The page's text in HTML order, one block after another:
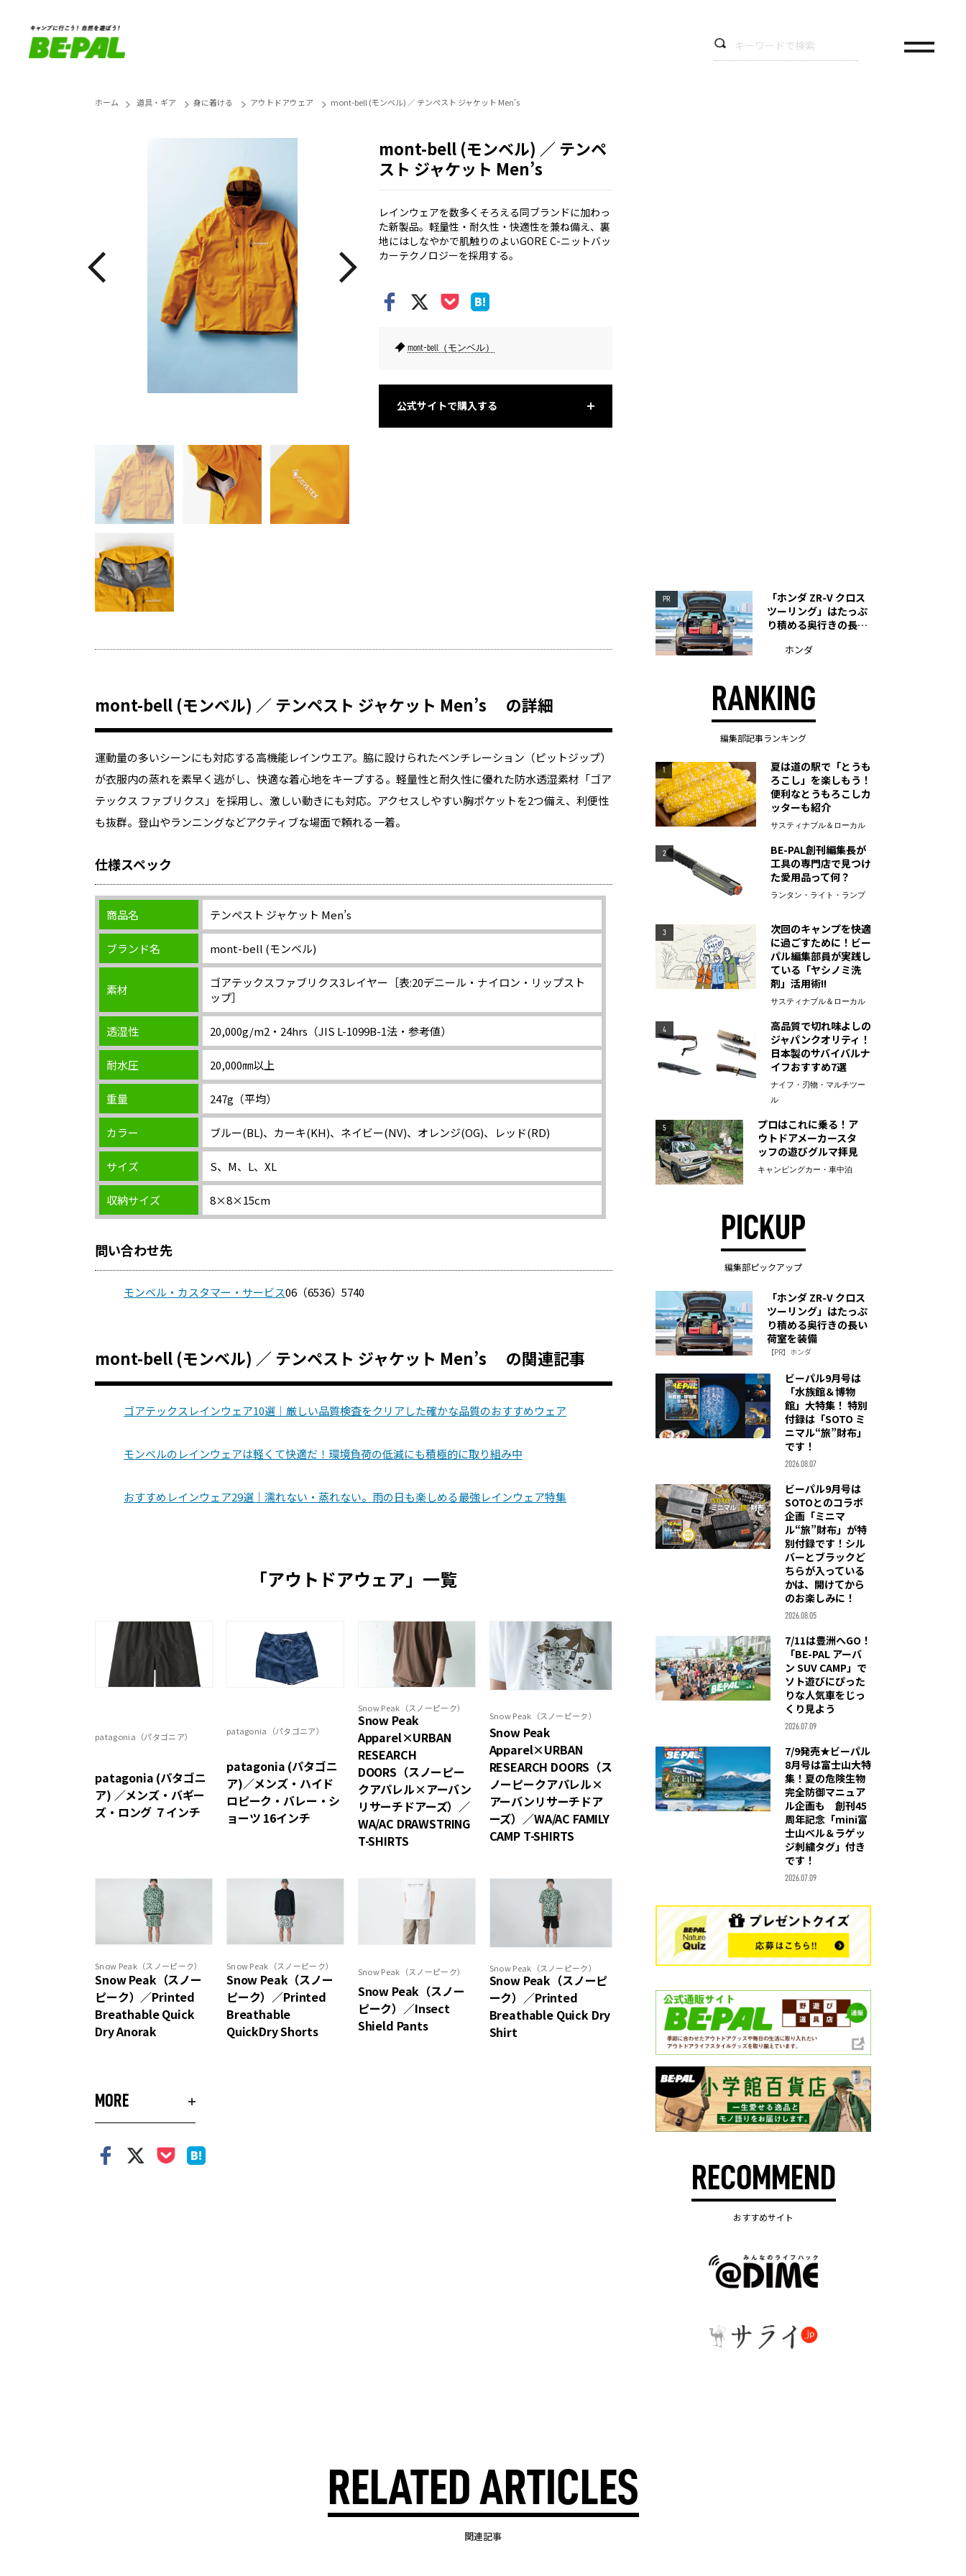
ホーム 道具・ギア 身に着ける アウトドアウェア mont-bell (モンベル) ／ テンペスト ジャケット Men’s
両脇のベンチレーションにより、衣服内の熱や湿気を素早く放
mont-bell (モンベル) ／ テンペ
スト ジャケット Men’s
レインウェアを数多くそろえる同ブランドに加わっ
た新製品。軽量性・耐久性・快適性を兼ね備え、裏
地にはしなやかで肌触りのよいGORE C-ニットバッ
カーテクノロジーを採用する。
mont-bell（モンベル）
公式サイトで購入する
mont-bell (モンベル) ／ テンペスト ジャケット Men’s の詳細
運動量の多いシーンにも対応する高機能レインウエア。脇に設けられたベンチレーション（ピットジップ）
が衣服内の蒸れを素早く逃がし、快適な着心地をキープする。軽量性と耐久性に優れた防水透湿素材「ゴア
テックス ファブリクス」を採用し、激しい動きにも対応。アクセスしやすい胸ポケットを2つ備え、利便性
も抜群。登山やランニングなどアクティブな場面で頼れる一着。
仕様スペック
商品名 テンペスト ジャケット Men’s
ブランド名 mont-bell (モンベル)
素材
ゴアテックスファブリクス3レイヤー［表:20デニール・ナイロン・リップスト
ップ］
透湿性 20,000g/m2・24hrs（JIS L-1099B-1法・参考値）
耐水圧 20,000㎜以上
重量 247g（平均）
カラー ブルー(BL)、カーキ(KH)、ネイビー(NV)、オレンジ(OG)、レッド(RD)
サイズ S、M、L、XL
収納サイズ 8×8×15cm
問い合わせ先
モンベル・カスタマー・サービス06（6536）5740
mont-bell (モンベル) ／ テンペスト ジャケット Men’s の関連記事
ゴアテックスレインウェア10選｜厳しい品質検査をクリアした確かな品質のおすすめウェア
モンベルのレインウェアは軽くて快適だ！環境負荷の低減にも積極的に取り組み中
おすすめレインウェア29選｜濡れない・蒸れない。雨の日も楽しめる最強レインウェア特集
「アウトドアウェア」一覧
patagonia（パタゴニア）
patagonia (パタゴニ
ア) ／メンズ・バギー
ズ・ロング ７インチ
patagonia（パタゴニア）
patagonia (パタゴニ
ア)／メンズ・ハイド
ロピーク・バレー・シ
ョーツ 16インチ
Snow Peak（スノーピーク）
Snow Peak
Apparel×URBAN
RESEARCH
DOORS（スノーピー
クアパレル×アーバン
リサーチドアーズ）／
WA/AC DRAWSTRING
T-SHIRTS
Snow Peak（スノーピーク）
Snow Peak
Apparel×URBAN
RESEARCH DOORS（ス
ノーピークアパレル×
アーバンリサーチドア
ーズ）／WA/AC FAMILY
CAMP T-SHIRTS
Snow Peak（スノーピーク）
Snow Peak（スノー
ピーク）／Printed
Breathable Quick
Dry Anorak
Snow Peak（スノーピーク）
Snow Peak（スノー
ピーク）／Printed
Breathable
QuickDry Shorts
Snow Peak（スノーピーク）
Snow Peak（スノー
ピーク）／Insect
Shield Pants
Snow Peak（スノーピーク）
Snow Peak（スノーピ
ーク）／Printed
Breathable Quick Dry
Shirt
MORE
PR
「ホンダ ZR-V クロス
ツーリング」はたっぷ
り積める奥行きの長い
ホンダ
RANKING
編集部記事ランキング
1
夏は道の駅で「とうも
ろこし」を楽しもう！
便利なとうもろこしカ
ッターも紹介
サスティナブル＆ローカル
2
BE-PAL創刊編集長が
工具の専門店で見つけ
た愛用品って何？
ランタン・ライト・ランプ
3
次回のキャンプを快適
に過ごすために！ビー
パル編集部員が実践し
ている「ヤシノミ洗
剤」活用術!!
サスティナブル＆ローカル
4
高品質で切れ味よしの
ジャパンクオリティ！
日本製のサバイバルナ
イフおすすめ7選
ナイフ・刃物・マルチツー
ル
5
プロはこれに乗る！ア
ウトドアメーカースタ
ッフの遊びグルマ拝見
キャンピングカー・車中泊
PICKUP
編集部ピックアップ
「ホンダ ZR-V クロス
ツーリング」はたっぷ
り積める奥行きの長い
荷室を装備
【PR】ホンダ
ビーパル9月号は
「水族館＆博物
館」大特集！ 特別
付録は「SOTO ミ
ニマル“旅”財布」
です！
2026.08.07
ビーパル9月号は
SOTOとのコラボ
企画「ミニマ
ル“旅”財布」が特
別付録です！シル
バーとブラックど
ちらが入っている
かは、開けてから
のお楽しみに！
2026.08.05
7/11は豊洲へGO！
「BE-PAL アーバ
ン SUV CAMP」で
ソト遊びにぴった
りな人気車をじっ
くり見よう
2026.07.09
7/9発売★ビーパル
8月号は富士山大特
集！夏の危険生物
完全防御マニュア
ル企画も 創刊45
周年記念「mini富
士山ベル＆ラゲッ
ジ刺繍タグ」付き
です！
2026.07.09
RECOMMEND
おすすめサイト
RELATED ARTICLES
関連記事